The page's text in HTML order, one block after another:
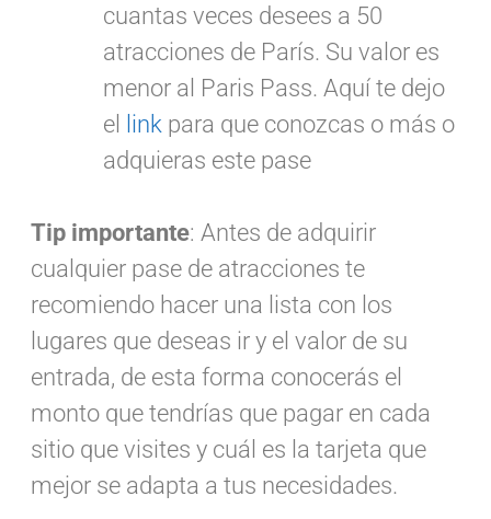
cuantas veces desees a 50
atracciones de París. Su valor es
menor al Paris Pass. Aquí te dejo
el
link para que conozcas o más o
adquieras este pase
Tip importante: Antes de adquirir
cualquier pase de atracciones te
recomiendo hacer una lista con los
lugares que deseas ir y el valor de su
entrada, de esta forma conocerás el
monto que tendrías que pagar en cada
sitio que visites y cuál es la tarjeta que
mejor se adapta a tus necesidades.